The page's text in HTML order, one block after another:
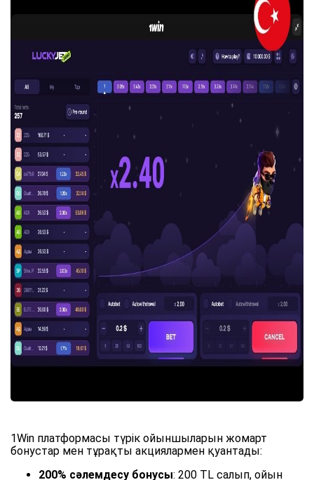
1Win платформасы түрік ойыншыларын жомарт
бонустар мен тұрақты акциялармен қуантады:
200% сәлемдесу бонусы: 200 TL салып, ойын